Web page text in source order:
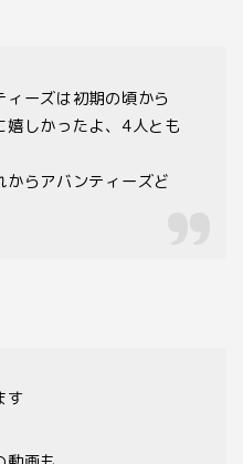
ーズは初期の頃から
嬉しかったよ、4人とも
らアバンティーズど
す